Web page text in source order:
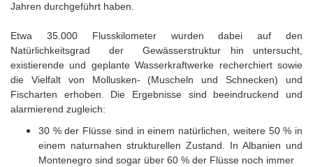
Jahren durchgeführt haben.
Etwa 35.000 Flusskilometer wurden dabei auf den
Natürlichkeitsgrad der Gewässerstruktur hin untersucht,
existierende und geplante Wasserkraftwerke recherchiert sowie
die Vielfalt von Mollusken- (Muscheln und Schnecken) und
Fischarten erhoben. Die Ergebnisse sind beeindruckend und
alarmierend zugleich:
30 % der Flüsse sind in einem natürlichen, weitere 50 % in
einem naturnahen strukturellen Zustand. In Albanien und
Montenegro sind sogar über 60 % der Flüsse noch immer